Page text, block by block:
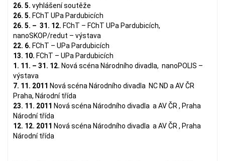
26. 5. vyhlášení soutěže
26. 5. FChT UPa Pardubicích
26. 5. – 31. 12. FChT – FChT UPa Pardubicích,
nanoSKOP/redut – výstava
22. 6. FChT – UPa Pardubicích
13. 10. FChT – UPa Pardubicích
1. 11. – 31. 12. Nová scéna Národního divadla, nanoPOLIS –
výstava
7. 11. 2011 Nová scéna Národního divadla NC ND a AV ČR
Praha, Národní třída
23. 11. 2011 Nová scéna Národního divadla a AV ČR , Praha
Národní třída
12. 12. 2011 Nová scéna Národního divadla a AV ČR , Praha
Národní třída